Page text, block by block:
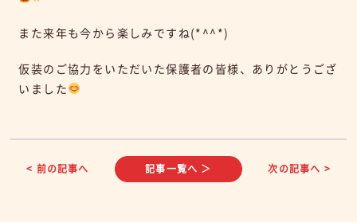
また来年も今から楽しみですね(*^^*)
仮装のご協力をいただいた保護者の皆様、ありがとうござ
いました
< 前の記事へ 記事一覧へ ＞ 次の記事へ >